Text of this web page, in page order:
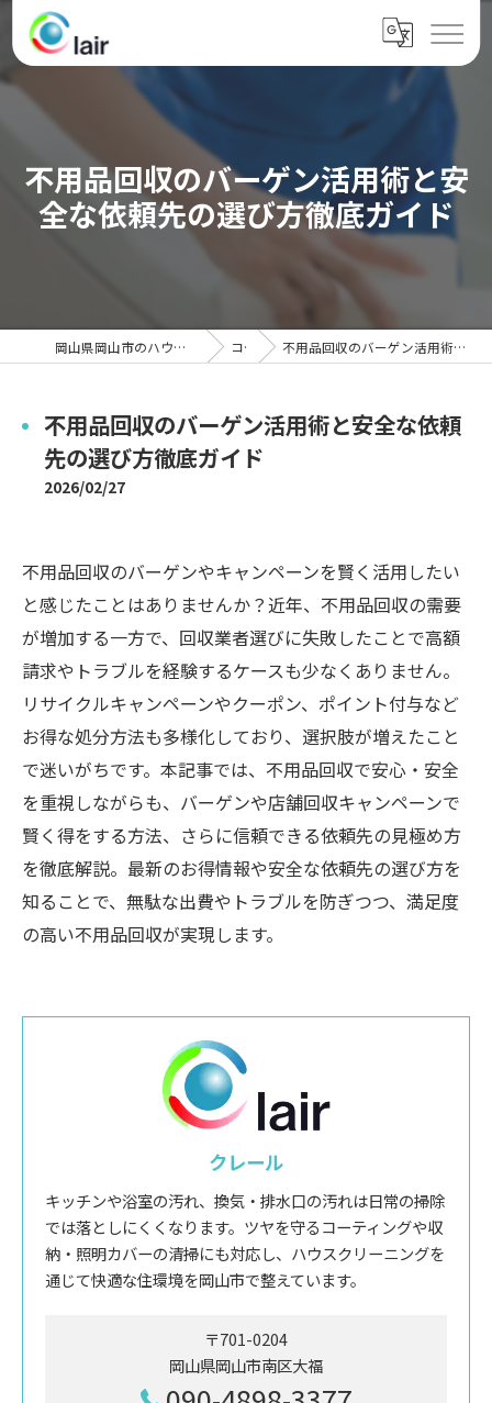
不用品回収のバーゲン活用術と安
全な依頼先の選び方徹底ガイド
岡山県岡山市のハウスクリーニングならクレール コラム 不用品回収のバーゲン活用術と安全な依頼先の選び方徹底ガイド
不用品回収のバーゲン活用術と安全な依頼
先の選び方徹底ガイド
2026/02/27
不用品回収のバーゲンやキャンペーンを賢く活用したい
と感じたことはありませんか？近年、不用品回収の需要
が増加する一方で、回収業者選びに失敗したことで高額
請求やトラブルを経験するケースも少なくありません。
リサイクルキャンペーンやクーポン、ポイント付与など
お得な処分方法も多様化しており、選択肢が増えたこと
で迷いがちです。本記事では、不用品回収で安心・安全
を重視しながらも、バーゲンや店舗回収キャンペーンで
賢く得をする方法、さらに信頼できる依頼先の見極め方
を徹底解説。最新のお得情報や安全な依頼先の選び方を
知ることで、無駄な出費やトラブルを防ぎつつ、満足度
の高い不用品回収が実現します。
クレール
キッチンや浴室の汚れ、換気・排水口の汚れは日常の掃除
では落としにくくなります。ツヤを守るコーティングや収
納・照明カバーの清掃にも対応し、ハウスクリーニングを
通じて快適な住環境を岡山市で整えています。
〒701-0204
岡山県岡山市南区大福